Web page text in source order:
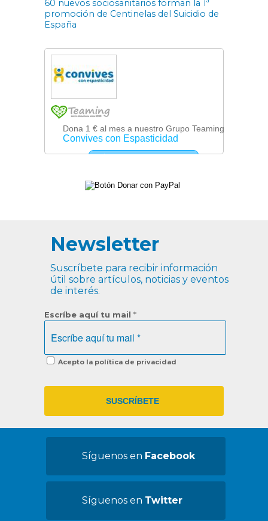
60 nuevos sociosanitarios forman la 1ª
promoción de Centinelas del Suicidio de
España
Newsletter
Suscríbete para recibir información
útil sobre artículos, noticias y eventos
de interés.
Escríbe aquí tu mail *
Acepto la política de privacidad
Síguenos en Facebook
Síguenos en Twitter